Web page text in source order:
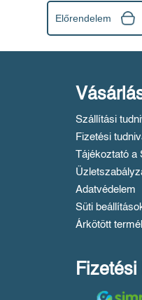
Előrendelem
Szállítási
Fizetési
Tájékoztató a
Adatvédelem
Süti
Árkötött
Fizetési